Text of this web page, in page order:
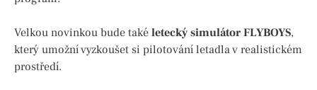
Velkou novinkou bude také letecký simulátor FLYBOYS,
který umožní vyzkoušet si pilotování letadla v realistickém
prostředí.